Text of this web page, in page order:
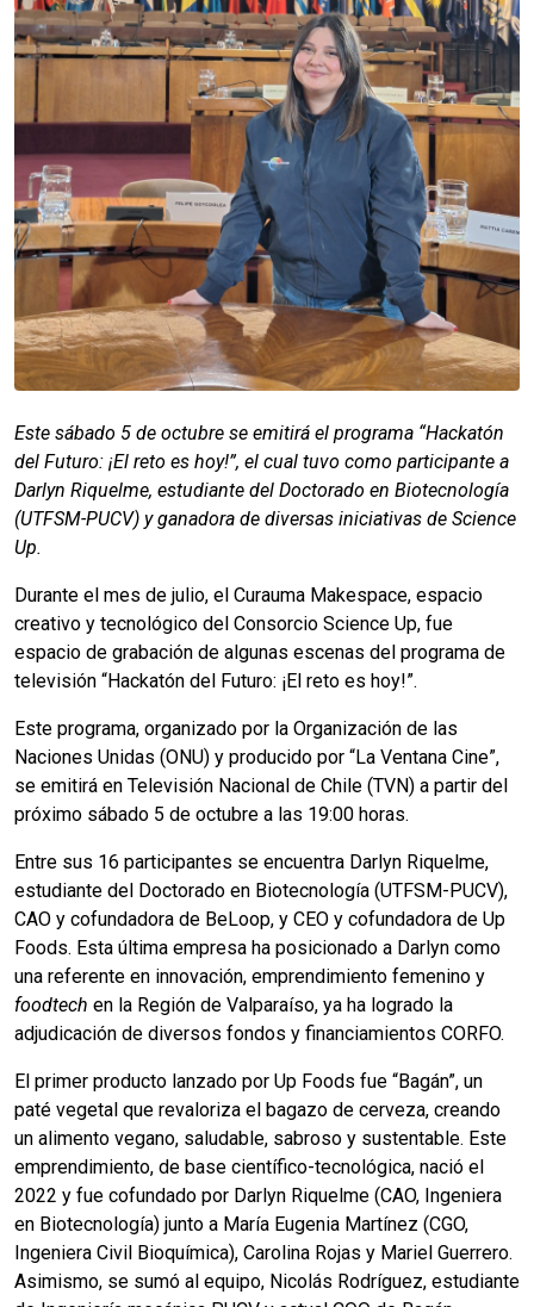
Este sábado 5 de octubre se emitirá el programa “Hackatón
del Futuro: ¡El reto es hoy!”, el cual tuvo como participante a
Darlyn Riquelme, estudiante del Doctorado en Biotecnología
(UTFSM-PUCV) y ganadora de diversas iniciativas de Science
Up.
Durante el mes de julio, el Curauma Makespace, espacio
creativo y tecnológico del Consorcio Science Up, fue
espacio de grabación de algunas escenas del programa de
televisión “Hackatón del Futuro: ¡El reto es hoy!”.
Este programa, organizado por la Organización de las
Naciones Unidas (ONU) y producido por “La Ventana Cine”,
se emitirá en Televisión Nacional de Chile (TVN) a partir del
próximo sábado 5 de octubre a las 19:00 horas.
Entre sus 16 participantes se encuentra Darlyn Riquelme,
estudiante del Doctorado en Biotecnología (UTFSM-PUCV),
CAO y cofundadora de BeLoop, y CEO y cofundadora de Up
Foods. Esta última empresa ha posicionado a Darlyn como
una referente en innovación, emprendimiento femenino y
foodtech en la Región de Valparaíso, ya ha logrado la
adjudicación de diversos fondos y financiamientos CORFO.
El primer producto lanzado por Up Foods fue “Bagán”, un
paté vegetal que revaloriza el bagazo de cerveza, creando
un alimento vegano, saludable, sabroso y sustentable. Este
emprendimiento, de base científico-tecnológica, nació el
2022 y fue cofundado por Darlyn Riquelme (CAO, Ingeniera
en Biotecnología) junto a María Eugenia Martínez (CGO,
ngeniera Civil Bioquímica), Carolina Rojas y Mariel Guerrero.
Asimismo, se sumó al equipo, Nicolás Rodríguez, estudiante